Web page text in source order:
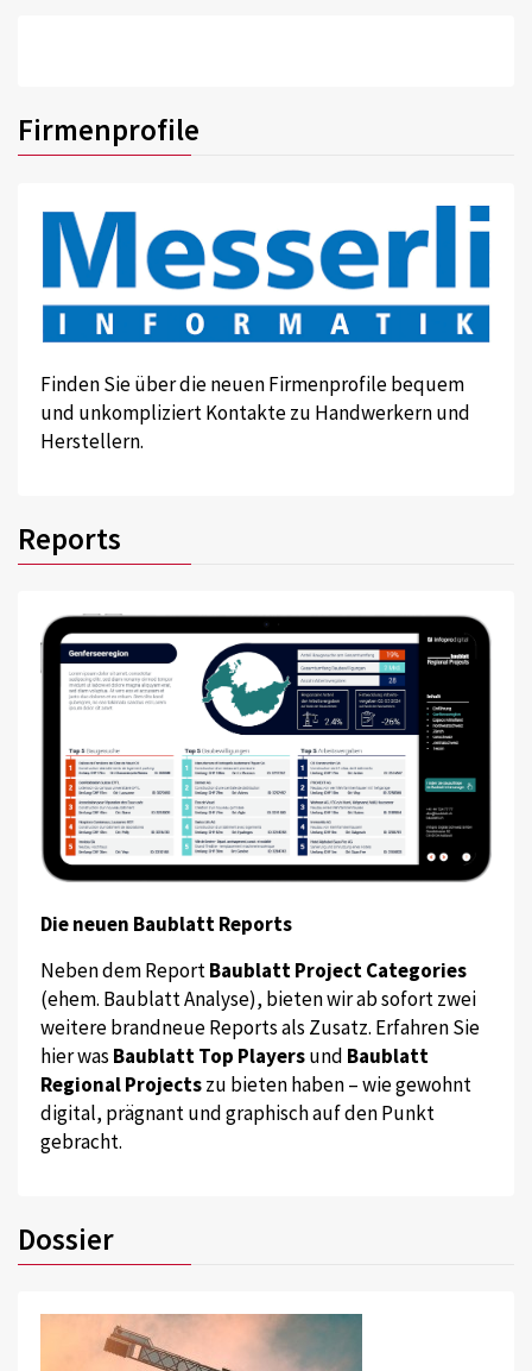
Firmenprofile
Finden Sie über die neuen Firmenprofile bequem
und unkompliziert Kontakte zu Handwerkern und
Herstellern.
Reports
Die neuen Baublatt Reports
Neben dem ReportBaublatt Project Categories
(ehem. Baublatt Analyse), bieten wir ab sofort zwei
weitere brandneue Reports als Zusatz. Erfahren Sie
hier was Baublatt Top Playersund Baublatt
Regional Projectszu bieten haben – wie gewohnt
digital, prägnant und graphisch auf den Punkt
gebracht.
Dossier